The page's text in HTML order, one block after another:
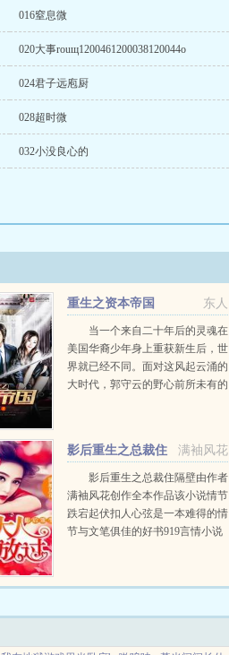
016窒息微
020大事rouщ1200461200038120044o
024君子远庖厨
028超时微
032小没良心的
东人
重生之资本帝国
当一个来自二十年后的灵魂在
美国华裔少年身上重获新生后，世
界就已经不同。面对这风起云涌的
大时代，郭守云的野心前所未有的
诣，创造了二十一世纪...满袖风花
影后重生之总裁住
隔壁影后重生之总裁住隔壁由作者
满袖风花创作全本作品该小说情节
跌宕起伏扣人心弦是一本难得的情
节与文笔俱佳的好书919言情小说